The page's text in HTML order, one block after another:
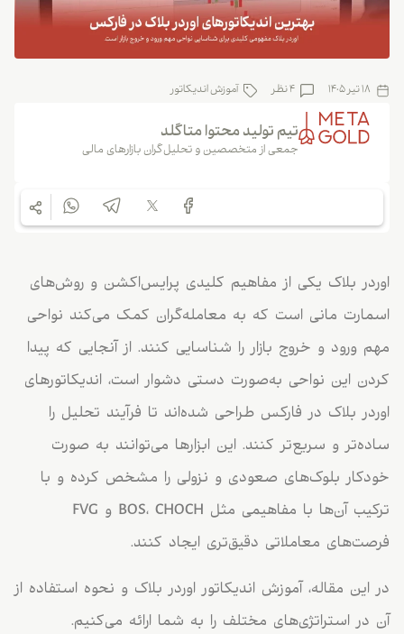
18 تیر 1405 4 نظر آموزش اندیکاتور
تیم تولید محتوا متاگلد
جمعی از متخصصین و تحلیل‌گران بازارهای مالی
اوردر بلاک یکی از مفاهیم کلیدی پرایس‌اکشن و روش‌های
اسمارت مانی است که به معامله‌گران کمک می‌کند نواحی
مهم ورود و خروج بازار را شناسایی کنند. از آنجایی که پیدا
کردن این نواحی به‌صورت دستی دشوار است، اندیکاتورهای
اوردر بلاک در فارکس طراحی شده‌اند تا فرآیند تحلیل را
ساده‌تر و سریع‌تر کنند. این ابزارها می‌توانند به صورت
خودکار بلوک‌های صعودی و نزولی را مشخص کرده و با
ترکیب آن‌ها با مفاهیمی مثل BOS، CHOCH و FVG
فرصت‌های معاملاتی دقیق‌تری ایجاد کنند.
در این مقاله، آموزش اندیکاتور اوردر بلاک و نحوه استفاده از
آن در استراتژی‌های مختلف را به شما ارائه می‌کنیم.